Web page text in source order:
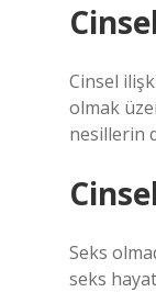
Cinsel
olmak
nesillerin
Seks
seks